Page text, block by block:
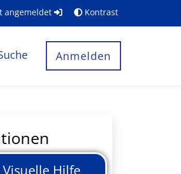
angemeldet Kontrast
Anmelden